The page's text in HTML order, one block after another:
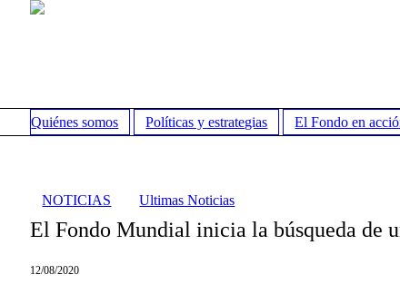
Quiénes somos Políticas y estrategias El Fondo en
NOTICIAS Ultimas Noticias
El Fondo Mundial inicia la búsqueda de
12/08/2020